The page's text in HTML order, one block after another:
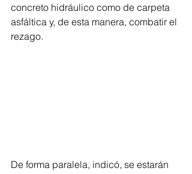
concreto hidráulico como de carpeta
asfáltica y, de esta manera, combatir el
rezago.
De forma paralela, indicó, se estarán